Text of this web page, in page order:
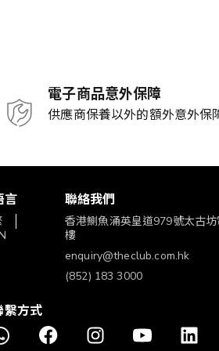
電子商品意外保障
供應商保養以外的額外意外保
言 聯絡我們
香港鰂魚涌英皇道979號太古
樓
enquiry@theclub.com.hk
(852) 183 3000
繫方式